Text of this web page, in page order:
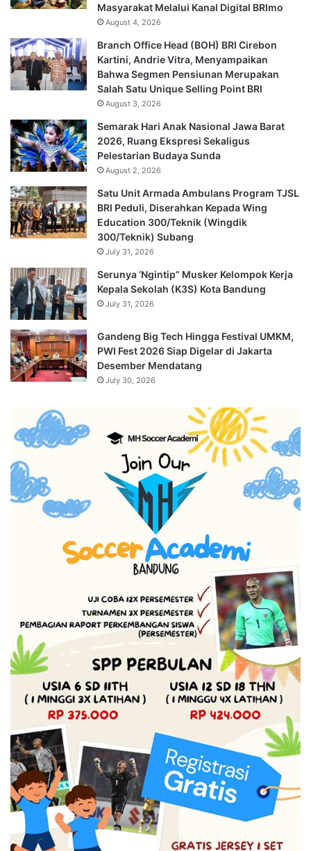
Masyarakat Melalui Kanal Digital BRImo
August 4, 2026
Branch Office Head (BOH) BRI Cirebon
Kartini, Andrie Vitra, Menyampaikan
Bahwa Segmen Pensiunan Merupakan
Salah Satu Unique Selling Point BRI
August 3, 2026
Semarak Hari Anak Nasional Jawa Barat
2026, Ruang Ekspresi Sekaligus
Pelestarian Budaya Sunda
August 2, 2026
Satu Unit Armada Ambulans Program TJSL
BRI Peduli, Diserahkan Kepada Wing
Education 300/Teknik (Wingdik
300/Teknik) Subang
July 31, 2026
Serunya ‘Ngintip” Musker Kelompok Kerja
Kepala Sekolah (K3S) Kota Bandung
July 31, 2026
Gandeng Big Tech Hingga Festival UMKM,
PWI Fest 2026 Siap Digelar di Jakarta
Desember Mendatang
July 30, 2026